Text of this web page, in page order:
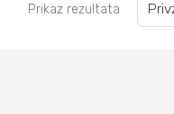
Prikaz rezultata